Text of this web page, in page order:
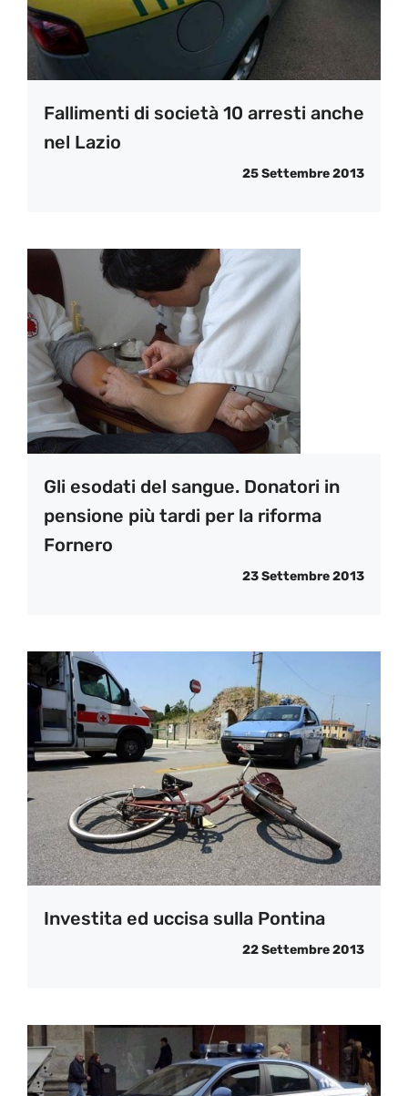
Fallimenti di società 10 arresti anche
nel Lazio
25 Settembre 2013
Gli esodati del sangue. Donatori in
pensione più tardi per la riforma
Fornero
23 Settembre 2013
Investita ed uccisa sulla Pontina
22 Settembre 2013